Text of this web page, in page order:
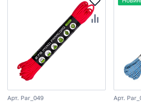
Арт. Par_049 Арт.